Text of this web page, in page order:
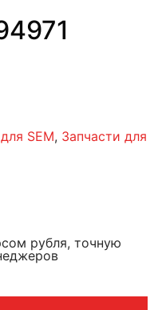
SEM, Запчасти для
рубля, точную